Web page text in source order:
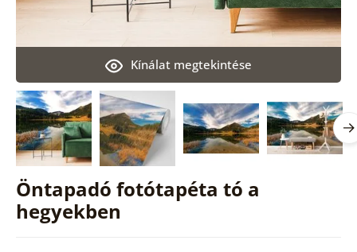
Öntapadó fotótapéta tó a
hegyekben
Kínálat megtekintése